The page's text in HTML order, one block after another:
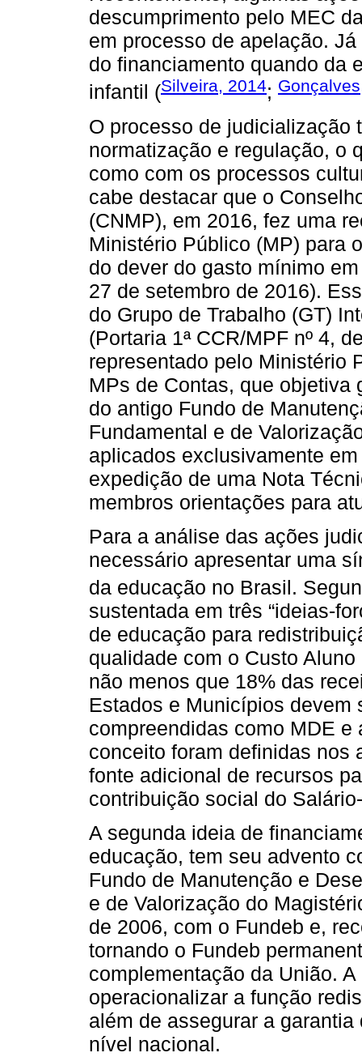
descumprimento pelo MEC
em processo de apelação.
do financiamento quando da
infantil (Silveira, 2014;
O processo de judicialização
normatização e regulação, o
como com os processos
cabe destacar que o
(CNMP), em 2016, fez uma
Ministério Público (MP) para
do dever do gasto mínimo
27 de setembro de 2016).
do Grupo de Trabalho (GT)
(Portaria 1ª CCR/MPF nº 4,
representado pelo Ministério
MPs de Contas, que objetiva
do antigo Fundo de
Fundamental e de
aplicados exclusivamente
expedição de uma Nota
membros orientações para
Para a análise das ações
necessário apresentar uma
da educação no Brasil.
sustentada em três “ideias-
de educação para
qualidade com o Custo
não menos que 18% das
Estados e Municípios devem
compreendidas como MDE
conceito foram definidas nos
fonte adicional de recursos
contribuição social do
A segunda ideia de
educação, tem seu advento
Fundo de Manutenção e
e de Valorização do
de 2006, com o Fundeb e,
tornando o Fundeb
complementação da União.
operacionalizar a função
além de assegurar a
nível nacional.